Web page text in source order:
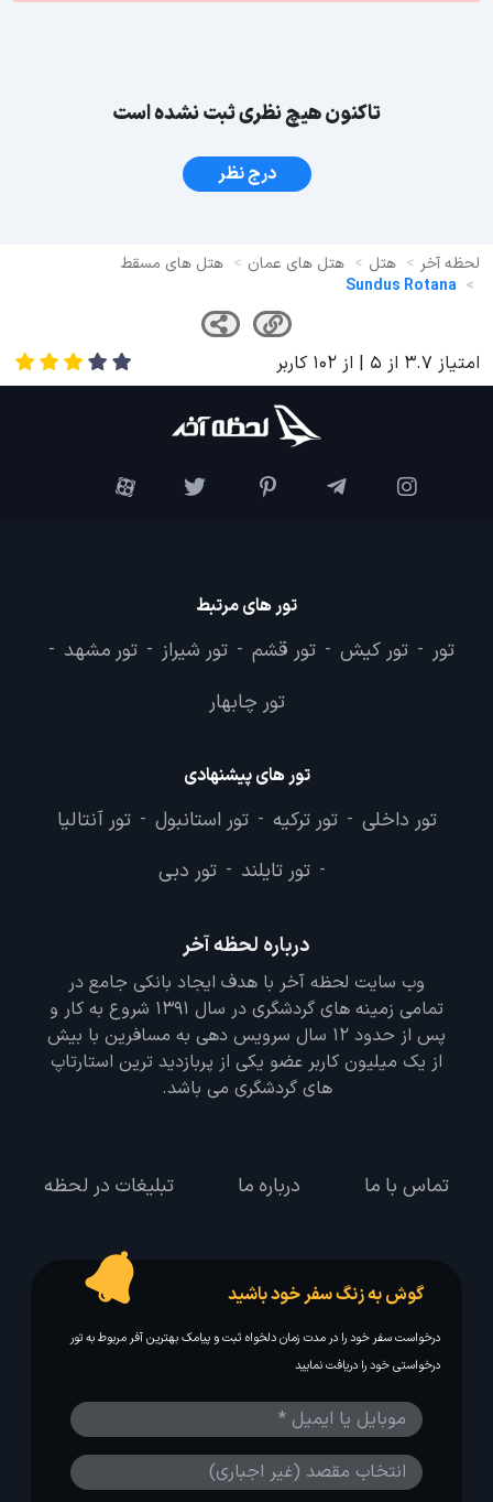
تاکنون هیچ نظری ثبت نشده است
درج نظر
لحظه آخر هتل هتل های عمان
هتل های مسقط
Sundus Rotana
امتیاز 3.7 از 5 | از 102 کاربر
تور های مرتبط
تور - تور کیش - تور قشم - تور شیراز - تور مشهد -
تور چابهار
تور های پیشنهادی
تور داخلی - تور ترکیه - تور استانبول - تور آنتالیا
- تور تایلند - تور دبی
درباره لحظه آخر
وب سایت لحظه آخر با هدف ایجاد بانکی جامع در
تمامی زمینه های گردشگری در سال 1391 شروع به کار و
پس از حدود 12 سال سرویس دهی به مسافرین با بیش
از یک میلیون کاربر عضو یکی از پربازدید ترین استارتاپ
های گردشگری می باشد.
تماس با ما درباره ما تبلیغات در لحظه
گوش به زنگ سفر خود باشید
درخواست سفر خود را در مدت زمان دلخواه ثبت و پیامک بهترین آفر مربوط به تور
درخواستی خود را دریافت نمایید